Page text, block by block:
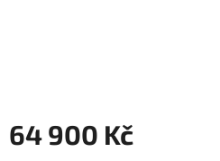
64 900 Kč